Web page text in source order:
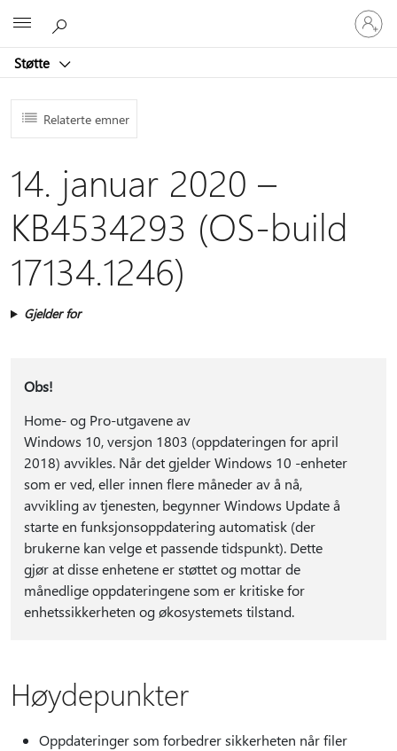
Støtte
Logg
på
kontoen
Relaterte emner
14. januar 2020 –
KB4534293 (OS-build
17134.1246)
Gjelder for
Obs!
Home- og Pro-utgavene av
Windows 10, versjon 1803 (oppdateringen for april
2018) avvikles. Når det gjelder Windows 10 -enheter
som er ved, eller innen flere måneder av å nå,
avvikling av tjenesten, begynner Windows Update å
starte en funksjonsoppdatering automatisk (der
brukerne kan velge et passende tidspunkt). Dette
gjør at disse enhetene er støttet og mottar de
månedlige oppdateringene som er kritiske for
enhetssikkerheten og økosystemets tilstand.
Høydepunkter
Oppdateringer som forbedrer sikkerheten når filer